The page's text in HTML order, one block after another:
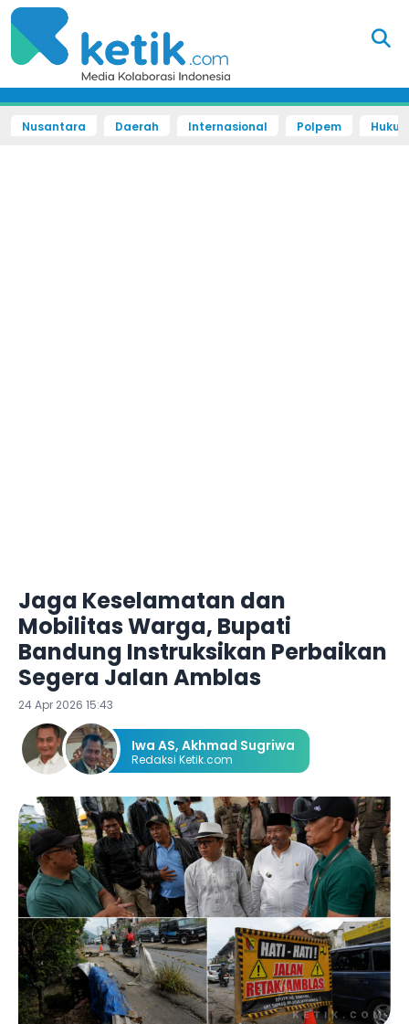
Nusantara Daerah Internasional Polpem
Jaga Keselamatan dan
Mobilitas Warga, Bupati
Bandung Instruksikan Perbaikan
Segera Jalan Amblas
24 Apr 2026 15:43
Iwa AS, Akhmad Sugriwa
Redaksi Ketik.com